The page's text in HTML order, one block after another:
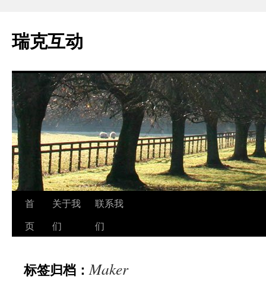
瑞克互动
跳
至
文
首
页
关于我
们
联系我
们
标签归档：Maker